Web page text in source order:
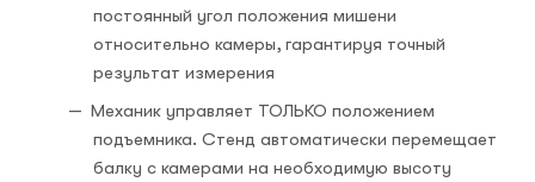
постоянный угол положения мишени
относительно камеры, гарантируя точный
результат измерения
Механик управляет ТОЛЬКО положением
подъемника. Стенд автоматически перемещает
балку с камерами на необходимую высоту